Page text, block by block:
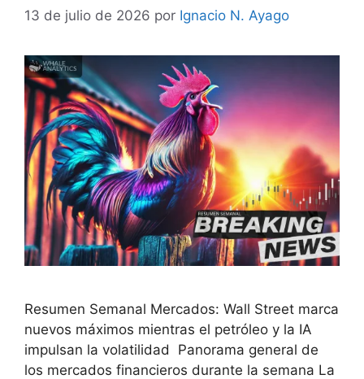
13 de julio de 2026 por Ignacio N. Ayago
Resumen Semanal Mercados: Wall Street marca
nuevos máximos mientras el petróleo y la IA
impulsan la volatilidad Panorama general de
los mercados financieros durante la semana La